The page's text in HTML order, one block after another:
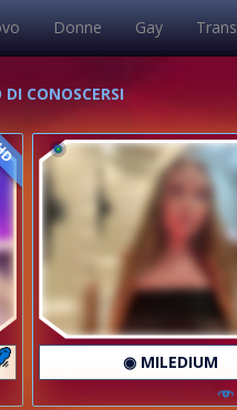
Donne Gay Trans
CONOSCERSI
◉ MILEDIUM